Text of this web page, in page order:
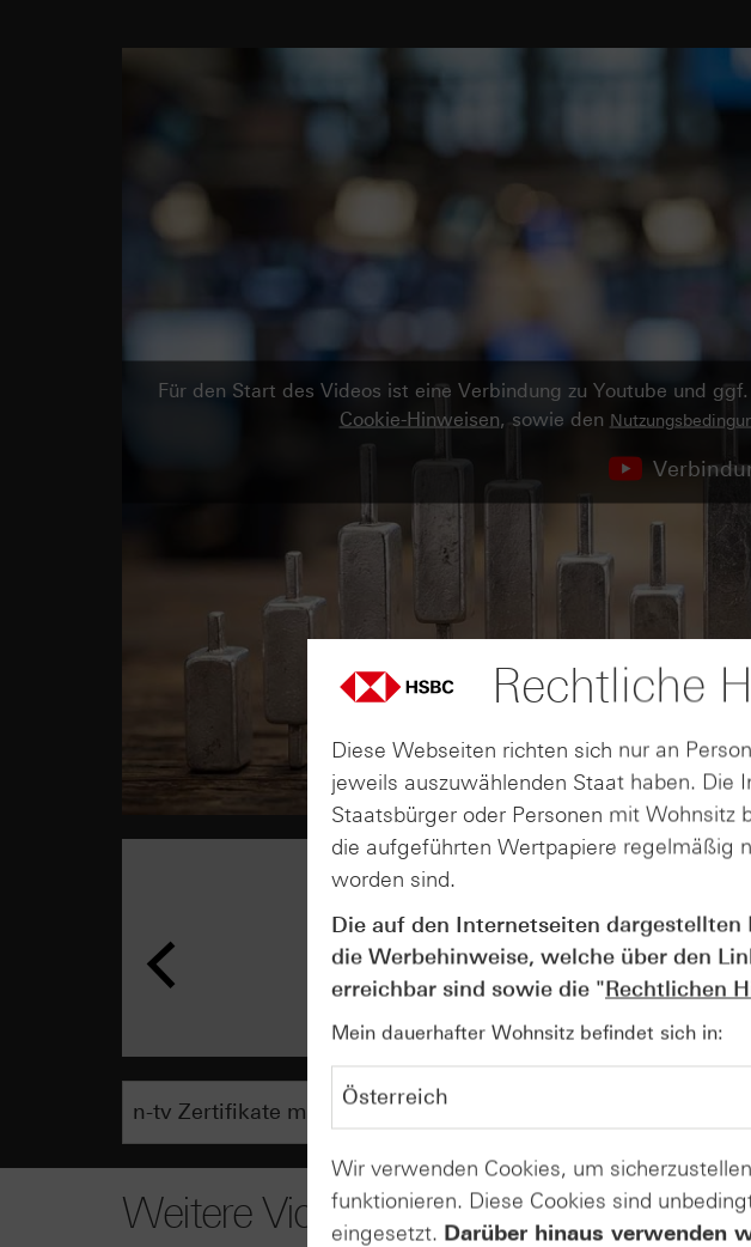
Für den Start des Videos ist eine Verbindung zu Youtube und
Cookie-Hinweisen, sowie den
AUGUST
07
Wie
Weitere Videos
Rechtliche
Diese Webseiten richten sich nur an
jeweils auszuwählenden Staat haben. Die
Staatsbürger oder Personen mit
die aufgeführten Wertpapiere regelmäßig
worden sind.
Die auf den Internetseiten
die Werbehinweise, welche über den
erreichbar sind sowie die "Rechtlichen
Mein dauerhafter Wohnsitz befindet sich in:
Wir verwenden Cookies, um
funktionieren. Diese Cookies sind
eingesetzt. Darüber hinaus verwenden